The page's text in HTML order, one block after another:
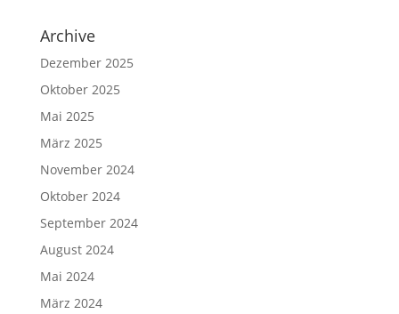
Archive
Dezember 2025
Oktober 2025
Mai 2025
März 2025
November 2024
Oktober 2024
September 2024
August 2024
Mai 2024
März 2024